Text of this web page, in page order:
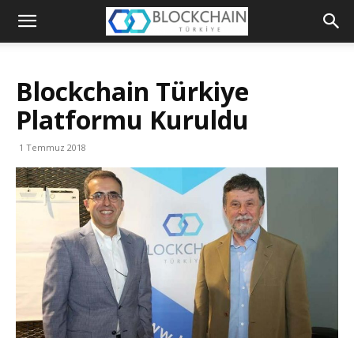
Blockchain
Platformu
Blockchain Türkiye
Platformu Kuruldu
1 Temmuz 2018